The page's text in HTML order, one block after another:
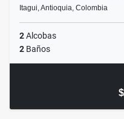
Itagui, Antioquia, Colombia
2Alcobas
2 Baños